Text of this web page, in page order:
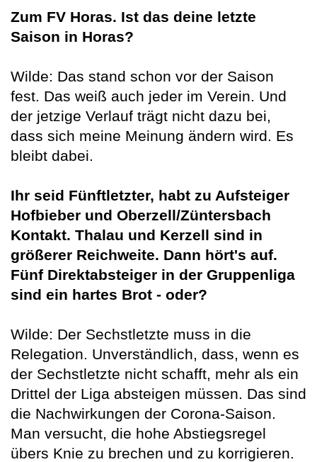
Zum FV Horas. Ist das deine letzte
Saison in Horas?
Wilde: Das stand schon vor der Saison
fest. Das weiß auch jeder im Verein. Und
der jetzige Verlauf trägt nicht dazu bei,
dass sich meine Meinung ändern wird. Es
bleibt dabei.
Ihr seid Fünftletzter, habt zu Aufsteiger
Hofbieber und Oberzell/Züntersbach
Kontakt. Thalau und Kerzell sind in
größerer Reichweite. Dann hört's auf.
Fünf Direktabsteiger in der Gruppenliga
sind ein hartes Brot - oder?
Wilde: Der Sechstletzte muss in die
Relegation. Unverständlich, dass, wenn es
der Sechstletzte nicht schafft, mehr als ein
Drittel der Liga absteigen müssen. Das sind
die Nachwirkungen der Corona-Saison.
Man versucht, die hohe Abstiegsregel
übers Knie zu brechen und zu korrigieren.